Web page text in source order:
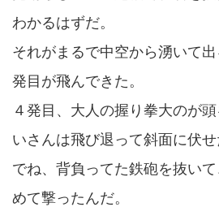
わかるはずだ。
それがまるで中空から湧いて
発目が飛んできた。
４発目、大人の握り拳大のが
いさんは飛び退って斜面に伏せ
でね、背負ってた鉄砲を抜い
めて撃ったんだ。